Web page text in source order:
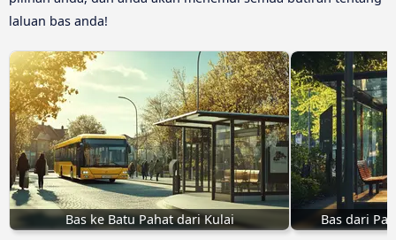
laluan bas anda!
Bas ke Batu Pahat dari Kulai Bas dari